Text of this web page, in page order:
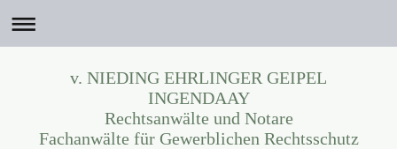
v. NIEDING EHRLINGER GEIPEL
INGENDAAY
Rechtsanwälte und Notare
Fachanwälte für Gewerblichen Rechtsschutz